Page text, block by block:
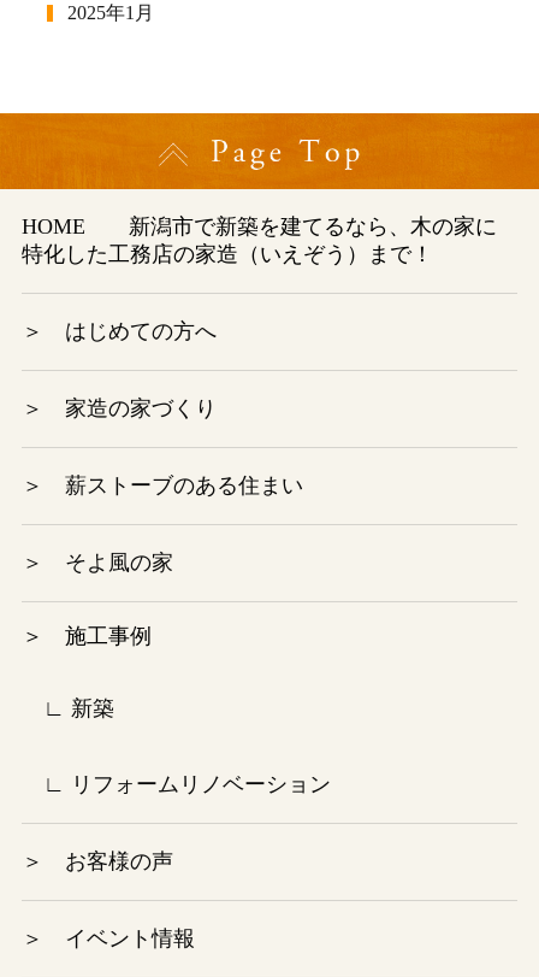
2025年1月
2024年9月
2024年8月
2024年6月
2024年4月
2024年3月
2024年2月
2023年12月
2023年9月
HOME 新潟市で新築を建てるなら、木の家に
特化した工務店の家造（いえぞう）まで！
＞ はじめての方へ
＞ 家造の家づくり
＞ 薪ストーブのある住まい
＞ そよ風の家
＞ 施工事例
∟ 新築
∟ リフォームリノベーション
＞ お客様の声
＞ イベント情報